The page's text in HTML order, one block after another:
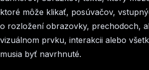
ktoré môže klikať, posúvačov,
o rozložení obrazovky, prechodoch,
vizuálnom prvku, interakcii alebo
musia byť navrhnuté.